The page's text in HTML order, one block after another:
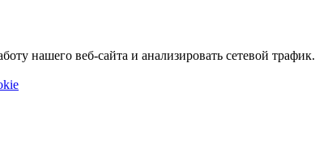
нашего веб-сайта и анализировать сетевой трафик.